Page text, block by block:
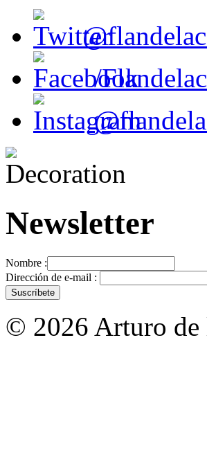
/
Newsletter
Nombre :
Dirección de e-mail :
© 2026 Arturo de